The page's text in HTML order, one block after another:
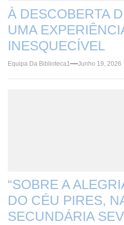
À DESCOBERTA
UMA
INESQUECÍVEL
Equipa Da Biblioteca1 Junho 19, 2026
“SOBRE A
DO CÉU PIRES,
SECUNDÁRIA